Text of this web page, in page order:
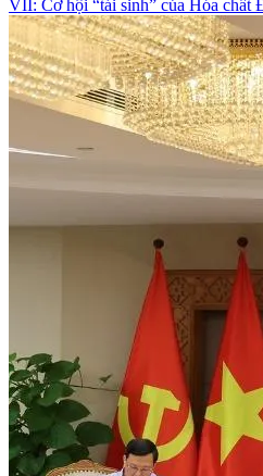
VII: Cơ hội “tái sinh” của Hóa chất